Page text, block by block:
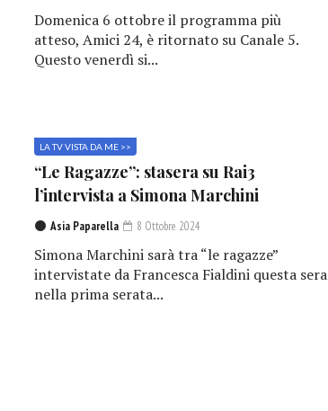
Domenica 6 ottobre il programma più
atteso, Amici 24, è ritornato su Canale 5.
Questo venerdì si...
LA TV VISTA DA ME >>
“Le Ragazze”: stasera su Rai3
l’intervista a Simona Marchini
Asia Paparella 8 Ottobre 2024
Simona Marchini sarà tra “le ragazze”
intervistate da Francesca Fialdini questa sera
nella prima serata...